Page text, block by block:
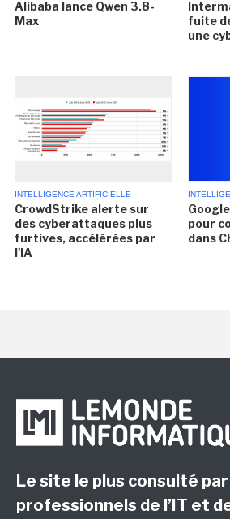
Alibaba lance Qwen 3.8-
Max
fuite
une
INTELLIGENCE ARTIFICIELLE
CrowdStrike alerte sur
des cyberattaques plus
furtives, accélérées par
l'IA
pour
dans
Le site le plus consulté
professionnels de l’IT et